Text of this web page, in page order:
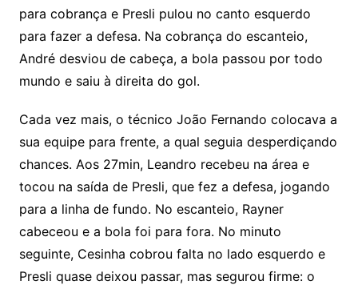
para cobrança e Presli pulou no canto esquerdo
para fazer a defesa. Na cobrança do escanteio,
André desviou de cabeça, a bola passou por todo
mundo e saiu à direita do gol.
Cada vez mais, o técnico João Fernando colocava a
sua equipe para frente, a qual seguia desperdiçando
chances. Aos 27min, Leandro recebeu na área e
tocou na saída de Presli, que fez a defesa, jogando
para a linha de fundo. No escanteio, Rayner
cabeceou e a bola foi para fora. No minuto
seguinte, Cesinha cobrou falta no lado esquerdo e
Presli quase deixou passar, mas segurou firme: o